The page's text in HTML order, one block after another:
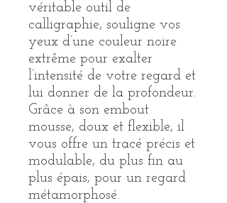
véritable outil de
calligraphie, souligne vos
yeux d’une couleur noire
extrême pour exalter
l’intensité de votre regard et
lui donner de la profondeur.
Grâce à son embout
mousse, doux et flexible, il
vous offre un tracé précis et
modulable, du plus fin au
plus épais, pour un regard
métamorphosé.